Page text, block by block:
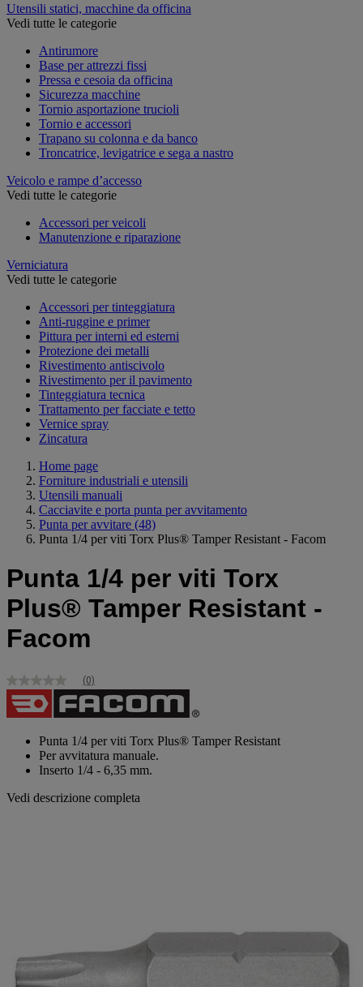
Utensili statici, macchine da officina
Vedi tutte le categorie
Antirumore
Base per attrezzi fissi
Pressa e cesoia da officina
Sicurezza macchine
Tornio asportazione trucioli
Tornio e accessori
Trapano su colonna e da banco
Troncatrice, levigatrice e sega a nastro
Veicolo e rampe d’accesso
Vedi tutte le categorie
Accessori per veicoli
Manutenzione e riparazione
Verniciatura
Vedi tutte le categorie
Accessori per tinteggiatura
Anti-ruggine e primer
Pittura per interni ed esterni
Protezione dei metalli
Rivestimento antiscivolo
Rivestimento per il pavimento
Tinteggiatura tecnica
Trattamento per facciate e tetto
Vernice spray
Zincatura
Home page
Forniture industriali e utensili
Utensili manuali
Cacciavite e porta punta per avvitamento
Punta per avvitare (48)
Punta 1/4 per viti Torx Plus® Tamper Resistant - Facom
Punta 1/4 per viti Torx
Plus® Tamper Resistant -
Facom
Nessuna
valutazione
Stesso
pagina.
(0)
Punta 1/4 per viti Torx Plus® Tamper Resistant
Per avvitatura manuale.
Inserto 1/4 - 6,35 mm.
Vedi descrizione completa